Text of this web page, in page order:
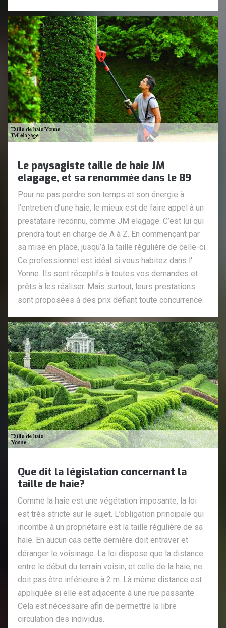
Le paysagiste taille de haie JM
elagage, et sa renommée dans le 89
Pour ne pas perdre son temps et son énergie à
l’entretien d’une haie, le mieux est de faire appel à un
prestataire reconnu, comme JM elagage. C’est lui qui
prendra tout en charge de A à Z. En commençant par
sa mise en place, jusqu’à la taille régulière de celle-ci.
Ce professionnel est idéal si vous habitez dans l'
Yonne. Ils sont réceptifs à toutes vos demandes et
prêts à les réaliser. Mais surtout, leurs prestations
sont proposées à des prix défiant toute concurrence.
Que dit la législation concernant la
taille de haie?
Comme la haie est une végétation imposante, la loi
est très stricte sur le sujet. L’obligation principale qui
incombe à un propriétaire est la taille régulière de sa
haie. En aucun cas cette dernière doit entraver et
déranger le voisinage. La loi dispose que la distance
entre le début du terrain voisin, et celle de la haie, ne
doit pas être inférieure à 2 m. Là même distance est
appliquée si elle est adjacente à une rue passante.
Cela est nécessaire afin de permettre la libre
circulation des individus.